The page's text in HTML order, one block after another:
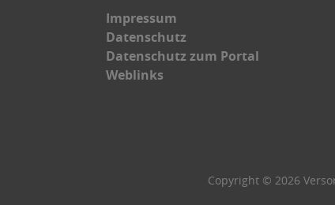
Impressum
Datenschutz
Datenschutz zum Portal
Weblinks
Copyright © 2026